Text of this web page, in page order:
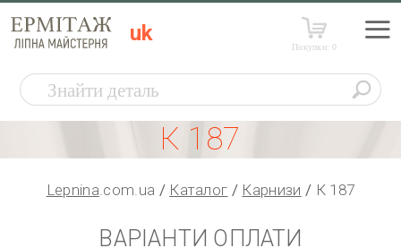
uk
Покупки:0
К 187
Lepnina.com.ua Каталог Карнизи К 187
ВАРІАНТИ ОПЛАТИ